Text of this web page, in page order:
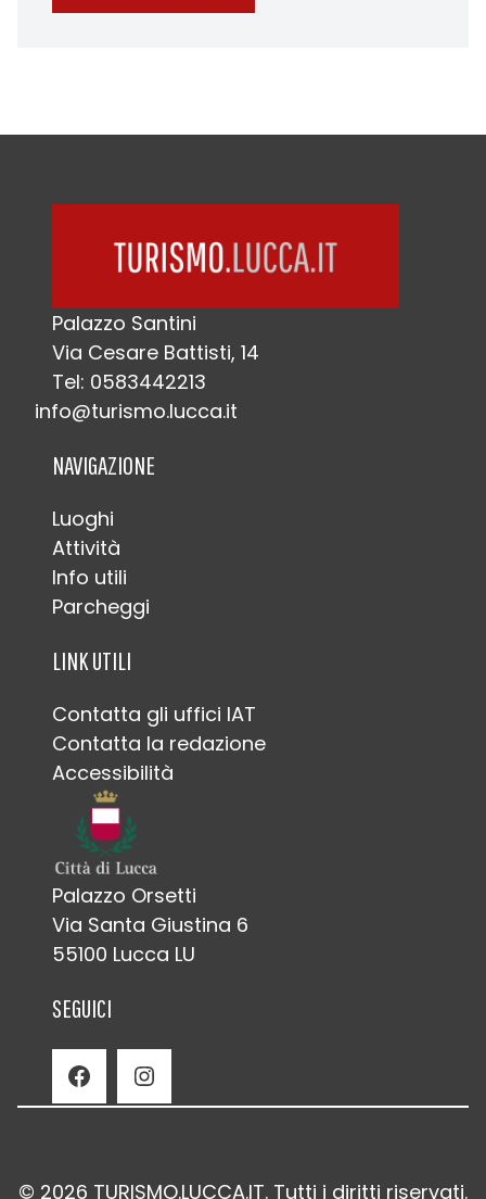
Palazzo Santini
Via Cesare Battisti, 14
Tel: 0583442213
info@turismo.lucca.it
NAVIGAZIONE
Luoghi
Attività
Info utili
Parcheggi
LINK UTILI
Contatta gli uffici IAT
Contatta la redazione
Accessibilità
Palazzo Orsetti
Via Santa Giustina 6
55100 Lucca LU
SEGUICI
Facebook Instagram
© 2026 TURISMO.LUCCA.IT. Tutti i diritti riservati.